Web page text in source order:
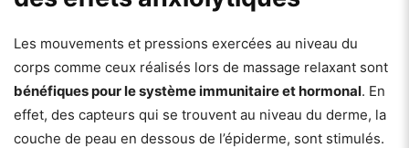
Les mouvements et pressions exercées au niveau du
corps comme ceux réalisés lors de massage relaxant sont
bénéfiques pour le système immunitaire et hormonal. En
effet, des capteurs qui se trouvent au niveau du derme, la
couche de peau en dessous de l’épiderme, sont stimulés.